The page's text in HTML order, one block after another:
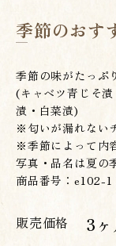
季節のおす
季節の味がたっぷ
(キャベツ青じそ
漬・白菜漬)
※匂いが漏れない
※季節によって内
写真・品名は夏の
商品番号：e102-1
販売価格 3